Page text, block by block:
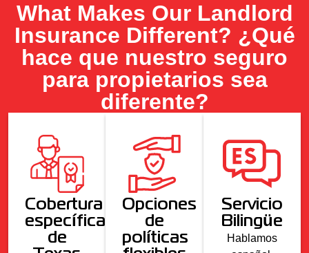
What Makes Our Landlord
Insurance Different? ¿Qué
hace que nuestro seguro
para propietarios sea
diferente?
Cobertura
específica
de
Opciones
de
políticas
Servicio
Bilingüe
Hablamos